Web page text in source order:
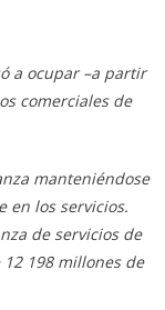
a ocupar –a partir
comerciales de
manteniéndose
en los servicios.
de servicios de
198 millones de